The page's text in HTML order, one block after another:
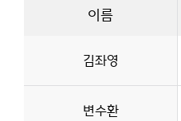
이름
김좌영
변수환